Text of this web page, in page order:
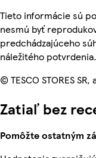
Tieto informácie sú
nesmú byť
predchádzajúceho
náležitého potvrdenia.
© TESCO STORES
Zatiaľ bez
Pomôžte ostatným